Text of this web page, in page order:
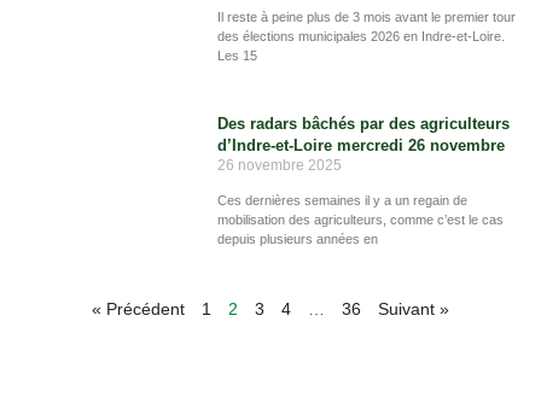
Il reste à peine plus de 3 mois avant le premier tour
des élections municipales 2026 en Indre-et-Loire.
Les 15
Des radars bâchés par des agriculteurs
d’Indre-et-Loire mercredi 26 novembre
26 novembre 2025
Ces dernières semaines il y a un regain de
mobilisation des agriculteurs, comme c’est le cas
depuis plusieurs années en
« Précédent 1 2 3 4 36 Suivant »